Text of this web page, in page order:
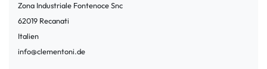
Zona Industriale FontenoceSnc
62019 Recanati
Italien
info@clementoni.de